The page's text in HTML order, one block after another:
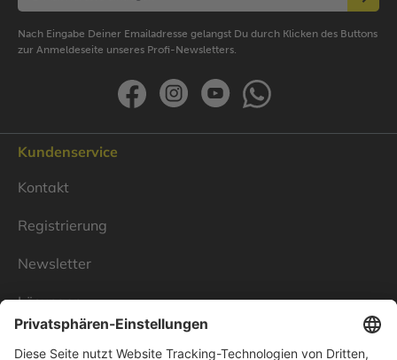
Nach Eingabe Deiner Emailadresse gelangst Du durch Klicken des Buttons
zur Anmeldeseite unseres Profi-Newsletters.
Kundenservice
Kontakt
Registrierung
Newsletter
Lösungen